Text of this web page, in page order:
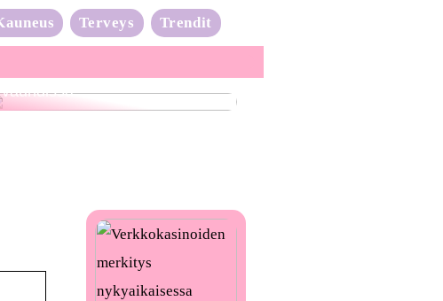
Terveys Trendit
Neulonta-aalto on täydessä
vauhdissa